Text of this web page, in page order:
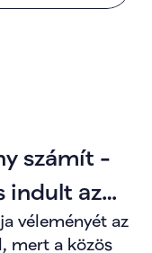
számít -
indult az
véleményét az
mert a közös